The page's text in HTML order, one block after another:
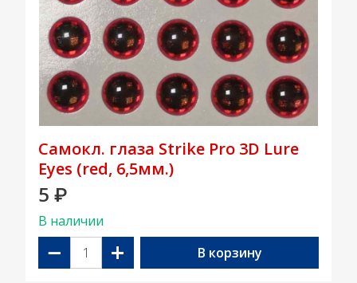
Самокл. глаза Strike Pro 3D Lure
Eyes (red, 6,5мм.)
5 ₽
В наличии
− + В корзину